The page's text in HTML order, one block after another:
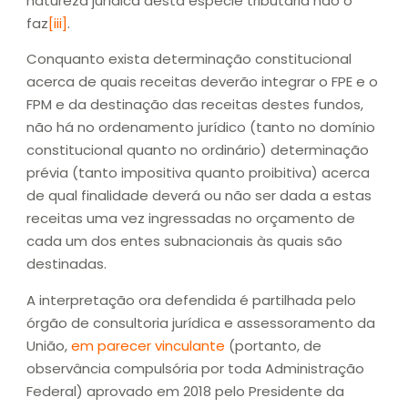
faz[iii].
Conquanto exista determinação constitucional
acerca de quais receitas deverão integrar o FPE e o
FPM e da destinação das receitas destes fundos,
não há no ordenamento jurídico (tanto no domínio
constitucional quanto no ordinário) determinação
prévia (tanto impositiva quanto proibitiva) acerca
de qual finalidade deverá ou não ser dada a estas
receitas uma vez ingressadas no orçamento de
cada um dos entes subnacionais às quais são
destinadas.
A interpretação ora defendida é partilhada pelo
órgão de consultoria jurídica e assessoramento da
União,em parecer vinculante (portanto, de
observância compulsória por toda Administração
Federal) aprovado em 2018 pelo Presidente da